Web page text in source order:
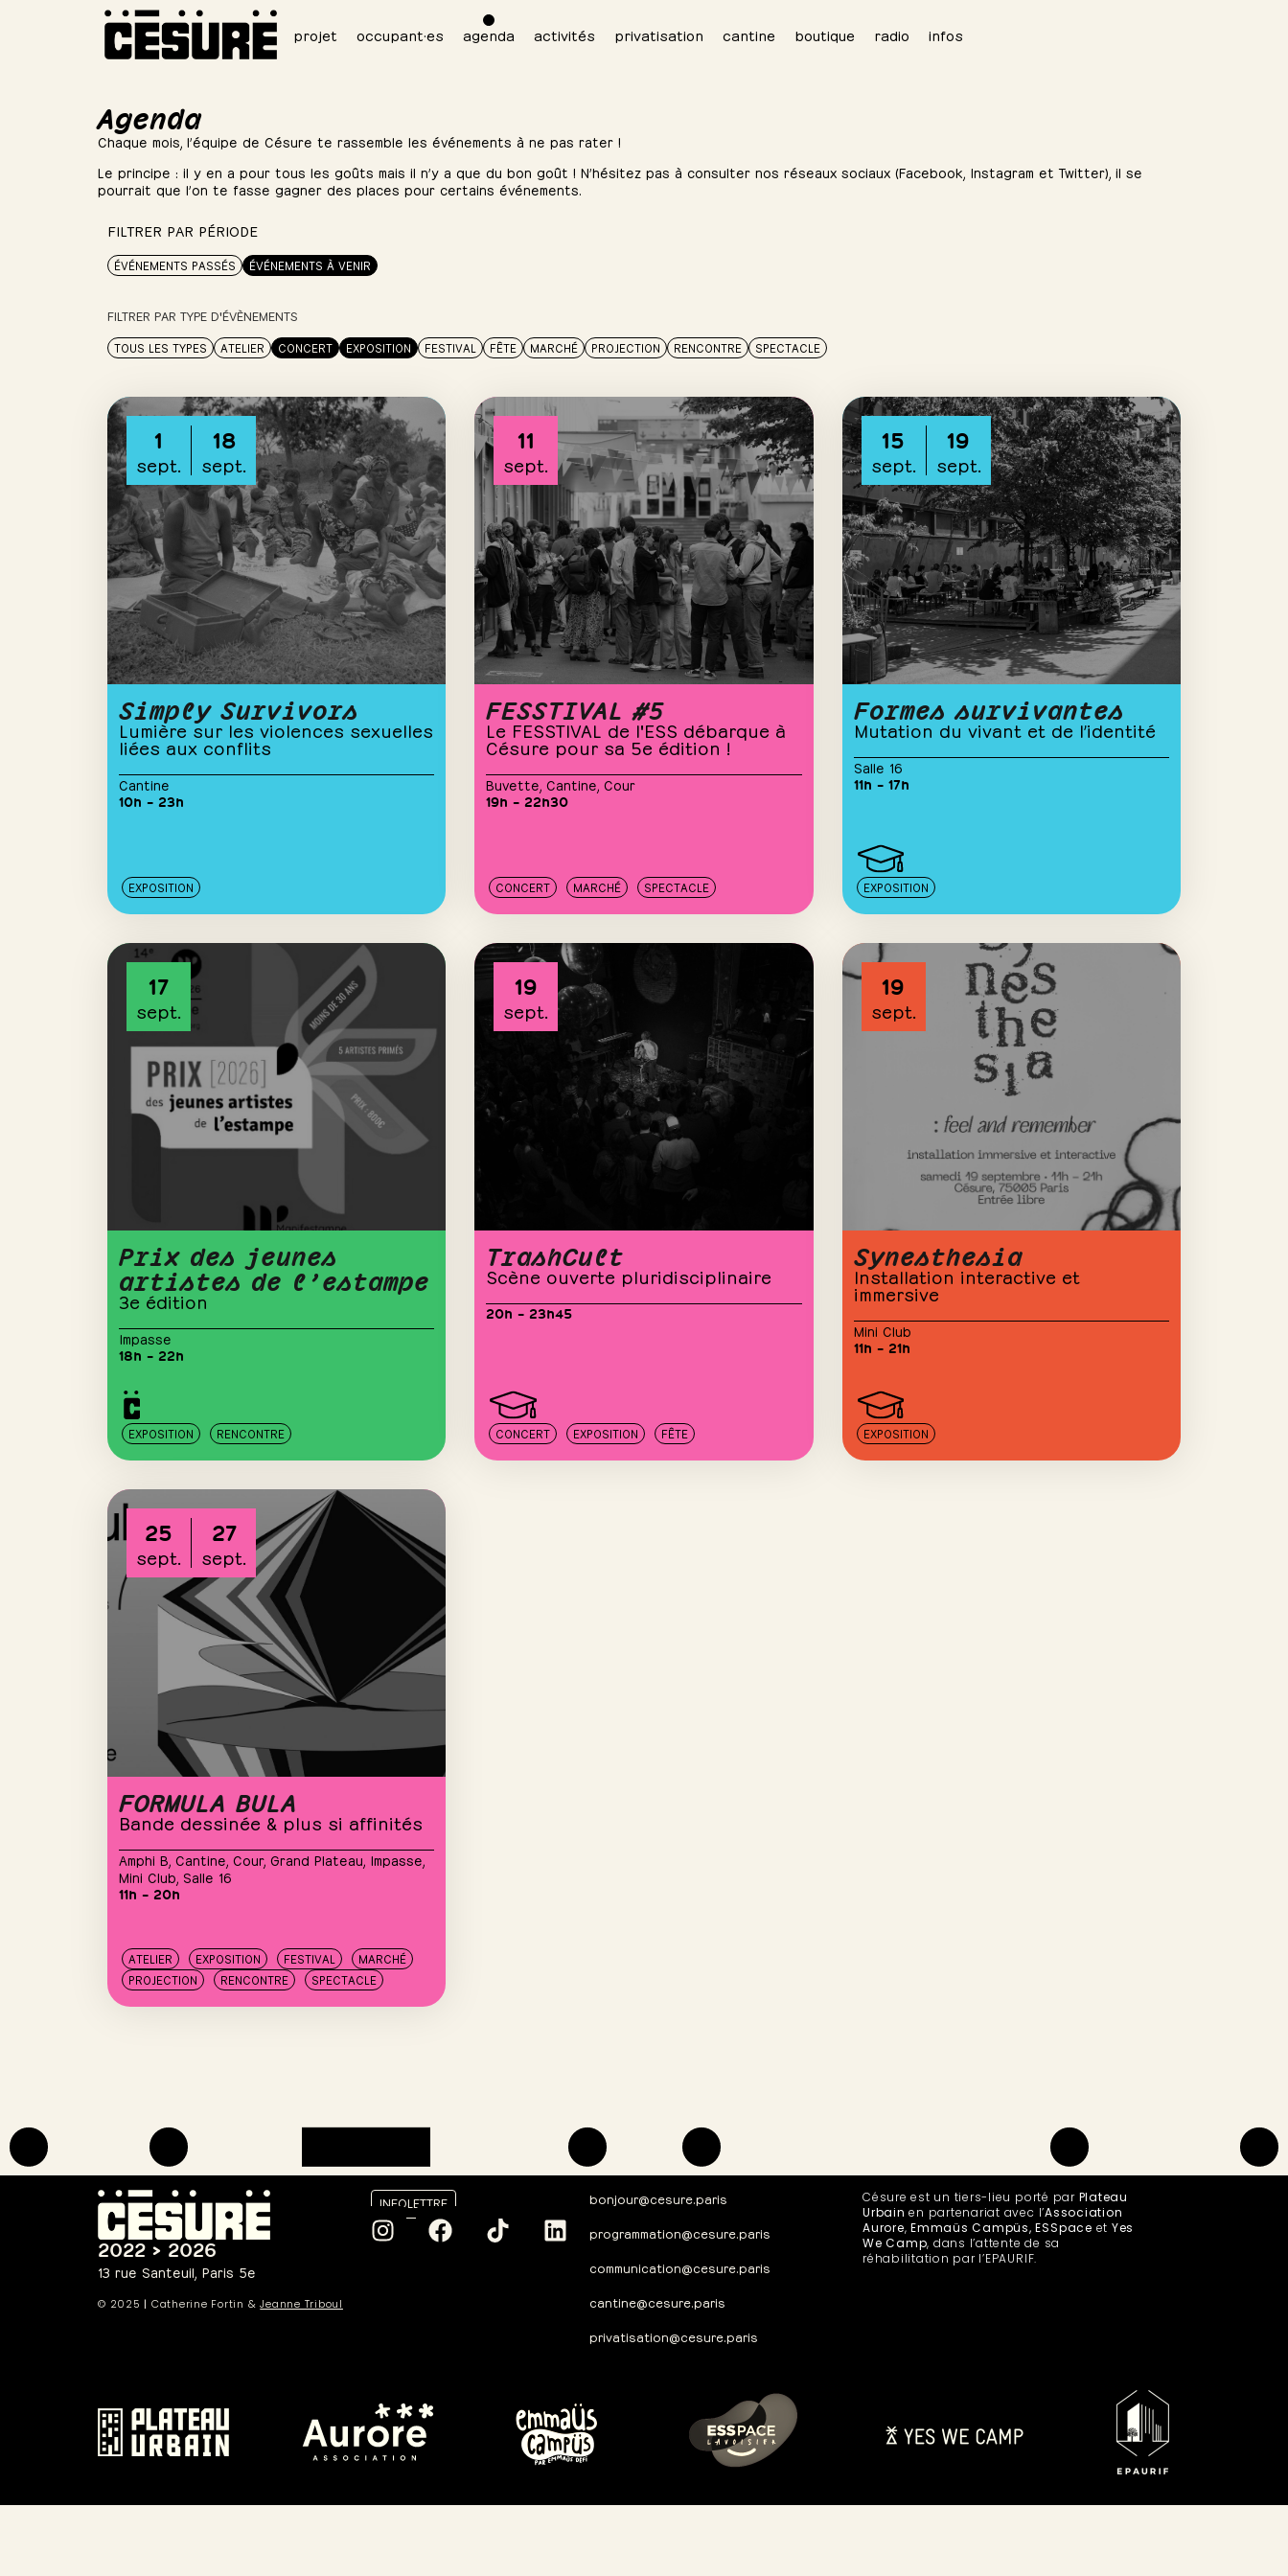
projet occupant·es agenda activités privatisation cantine boutique radio infos
Agenda
Chaque mois, l’équipe de Césure te rassemble les événements à ne pas rater !
Le principe : il y en a pour tous les goûts mais il n’y a que du bon goût ! N’hésitez pas à consulter nos réseaux sociaux (Facebook, Instagram et Twitter), il se
pourrait que l’on te fasse gagner des places pour certains événements.
FILTRER PAR PÉRIODE
ÉVÉNEMENTS PASSÉS ÉVÉNEMENTS À VENIR
FILTRER PAR TYPE D'ÉVÈNEMENTS
TOUS LES TYPES ATELIER CONCERT EXPOSITION FESTIVAL FÊTE MARCHÉ PROJECTION RENCONTRE SPECTACLE
1
sept.
18
sept.
Simply Survivors
Lumière sur les violences sexuelles
liées aux conflits
Cantine
10h – 23h
EXPOSITION
11
sept.
FESSTIVAL #5
Le FESSTIVAL de l'ESS débarque à
Césure pour sa 5e édition !
Buvette ,Cantine ,Cour
19h – 22h30
CONCERT MARCHÉ SPECTACLE
15
sept.
19
sept.
Formes survivantes
Mutation du vivant et de l’identité
Salle 16
11h – 17h
EXPOSITION
17
sept.
Prix des jeunes
artistes de l’estampe
3e édition
Impasse
18h – 22h
EXPOSITION RENCONTRE
19
sept.
TrashCult
Scène ouverte pluridisciplinaire
20h – 23h45
CONCERT EXPOSITION FÊTE
19
sept.
Synesthesia
Installation interactive et
immersive
Mini Club
11h – 21h
EXPOSITION
25
sept.
27
sept.
FORMULA BULA
Bande dessinée & plus si affinités
Amphi B Cantine Cour, Grand Plateau Impasse
Mini Club Salle 16
11h – 20h
ATELIER EXPOSITION FESTIVAL
MARCHÉ
PROJECTION
RENCONTRE SPECTACLE
2022 > 2026
13 rue Santeuil, Paris 5e
© 2025| Catherine Fortin &Jeanne Triboul
INFOLETTRE bonjour@cesure.paris
programmation@cesure.paris
communication@cesure.paris
cantine@cesure.paris
privatisation@cesure.paris
Césure est un tiers-lieu porté par Plateau
Urbain en partenariat avec l’Association
Aurore,Emmaüs Campüs, ESSpace et Yes
We Camp, dans l’attente de sa
réhabilitation par l’EPAURIF.